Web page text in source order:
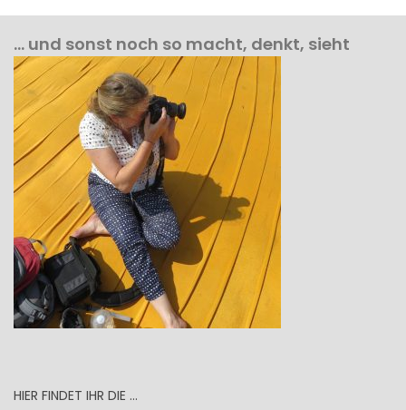
… und sonst noch so macht, denkt, sieht
HIER FINDET IHR DIE …